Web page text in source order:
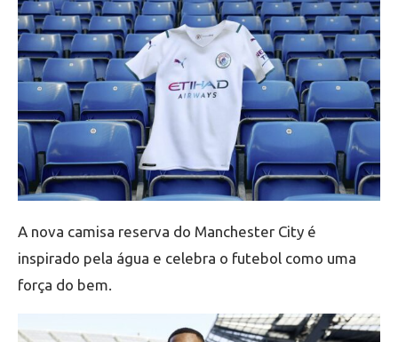
A nova camisa reserva do Manchester City é
inspirado pela água e celebra o futebol como uma
força do bem.